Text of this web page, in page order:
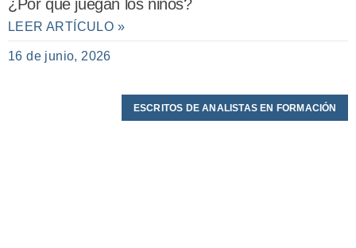
¿Por qué juegan los niños?
LEER ARTÍCULO »
16 de junio, 2026
ESCRITOS DE ANALISTAS EN FORMACIÓN